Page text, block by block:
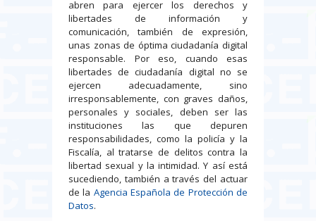
abren para ejercer los derechos y
libertades de información y
comunicación, también de expresión,
unas zonas de óptima ciudadanía digital
responsable. Por eso, cuando esas
libertades de ciudadanía digital no se
ejercen adecuadamente, sino
irresponsablemente, con graves daños,
personales y sociales, deben ser las
instituciones las que depuren
responsabilidades, como la policía y la
Fiscalía, al tratarse de delitos contra la
libertad sexual y la intimidad. Y así está
sucediendo, también a través del actuar
de la Agencia Española de Protección de
Datos.